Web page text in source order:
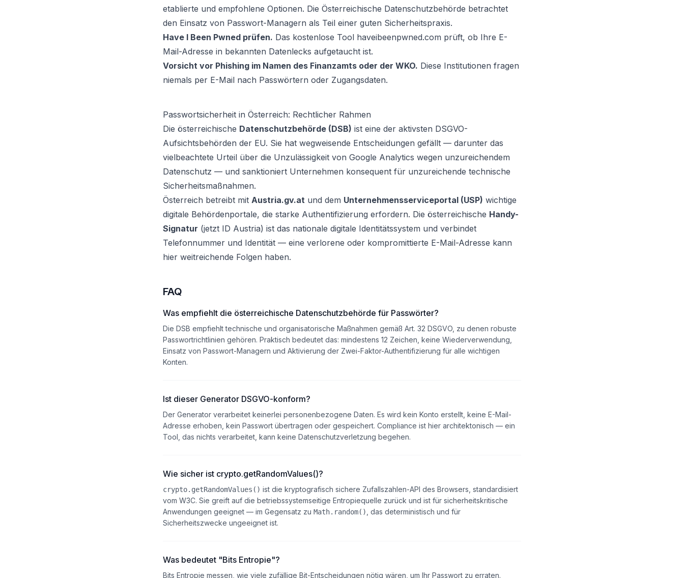
etablierte und empfohlene Optionen. Die Österreichische Datenschutzbehörde betrachtet
den Einsatz von Passwort-Managern als Teil einer guten Sicherheitspraxis.
Have I Been Pwned prüfen. Das kostenlose Tool haveibeenpwned.com prüft, ob Ihre E-
Mail-Adresse in bekannten Datenlecks aufgetaucht ist.
Vorsicht vor Phishing im Namen des Finanzamts oder der WKO. Diese Institutionen fragen
niemals per E-Mail nach Passwörtern oder Zugangsdaten.
Passwortsicherheit in Österreich: Rechtlicher Rahmen
Die österreichische Datenschutzbehörde (DSB) ist eine der aktivsten DSGVO-
Aufsichtsbehörden der EU. Sie hat wegweisende Entscheidungen gefällt — darunter das
vielbeachtete Urteil über die Unzulässigkeit von Google Analytics wegen unzureichendem
Datenschutz — und sanktioniert Unternehmen konsequent für unzureichende technische
Sicherheitsmaßnahmen.
Österreich betreibt mit Austria.gv.at und dem Unternehmensserviceportal (USP) wichtige
digitale Behördenportale, die starke Authentifizierung erfordern. Die österreichische Handy-
Signatur (jetzt ID Austria) ist das nationale digitale Identitätssystem und verbindet
Telefonnummer und Identität — eine verlorene oder kompromittierte E-Mail-Adresse kann
hier weitreichende Folgen haben.
FAQ
Was empfiehlt die österreichische Datenschutzbehörde für Passwörter?
Die DSB empfiehlt technische und organisatorische Maßnahmen gemäß Art. 32 DSGVO, zu denen robuste
Passwortrichtlinien gehören. Praktisch bedeutet das: mindestens 12 Zeichen, keine Wiederverwendung,
Einsatz von Passwort-Managern und Aktivierung der Zwei-Faktor-Authentifizierung für alle wichtigen
Konten.
Ist dieser Generator DSGVO-konform?
Der Generator verarbeitet keinerlei personenbezogene Daten. Es wird kein Konto erstellt, keine E-Mail-
Adresse erhoben, kein Passwort übertragen oder gespeichert. Compliance ist hier architektonisch — ein
Tool, das nichts verarbeitet, kann keine Datenschutzverletzung begehen.
Wie sicher ist crypto.getRandomValues()?
crypto.getRandomValues() ist die kryptografisch sichere Zufallszahlen-API des Browsers, standardisiert
vom W3C. Sie greift auf die betriebssystemseitige Entropiequelle zurück und ist für sicherheitskritische
Anwendungen geeignet — im Gegensatz zu Math.random()
, das deterministisch und für
Sicherheitszwecke ungeeignet ist.
Was bedeutet "Bits Entropie"?
Bits Entropie messen, wie viele zufällige Bit-Entscheidungen nötig wären, um Ihr Passwort zu erraten.